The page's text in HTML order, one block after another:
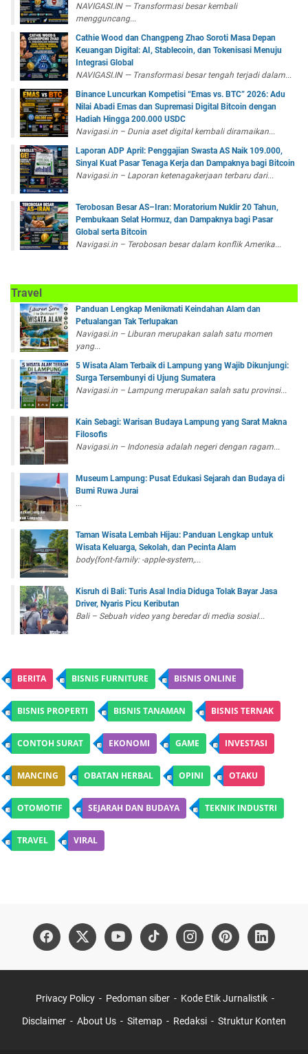
NAVIGASI.IN — Transformasi besar kembali
mengguncang...
Cathie Wood dan Changpeng Zhao Soroti Masa Depan
Keuangan Digital: AI, Stablecoin, dan Tokenisasi Menuju
Integrasi Global
NAVIGASI.IN — Transformasi besar tengah terjadi dalam...
Binance Luncurkan Kompetisi “Emas vs. BTC” 2026: Adu
Nilai Abadi Emas dan Supremasi Digital Bitcoin dengan
Hadiah Hingga 200.000 USDC
Navigasi.in – Dunia aset digital kembali diramaikan...
Laporan ADP April: Penggajian Swasta AS Naik 109.000,
Sinyal Kuat Pasar Tenaga Kerja dan Dampaknya bagi Bitcoin
Navigasi.in – Laporan ketenagakerjaan terbaru dari...
Terobosan Besar AS–Iran: Moratorium Nuklir 20 Tahun,
Pembukaan Selat Hormuz, dan Dampaknya bagi Pasar
Global serta Bitcoin
Navigasi.in – Terobosan besar dalam konflik Amerika...
Travel
Panduan Lengkap Menikmati Keindahan Alam dan
Petualangan Tak Terlupakan
Navigasi.in – Liburan merupakan salah satu momen
yang...
5 Wisata Alam Terbaik di Lampung yang Wajib Dikunjungi:
Surga Tersembunyi di Ujung Sumatera
Navigasi.in – Lampung merupakan salah satu provinsi...
Kain Sebagi: Warisan Budaya Lampung yang Sarat Makna
Filosofis
Navigasi.in – Indonesia adalah negeri dengan ragam...
Museum Lampung: Pusat Edukasi Sejarah dan Budaya di
Bumi Ruwa Jurai
...
Taman Wisata Lembah Hijau: Panduan Lengkap untuk
Wisata Keluarga, Sekolah, dan Pecinta Alam
body{font-family: -apple-system,...
Kisruh di Bali: Turis Asal India Diduga Tolak Bayar Jasa
Driver, Nyaris Picu Keributan
Bali – Sebuah video yang beredar di media sosial...
BERITA BISNIS FURNITURE BISNIS ONLINE
BISNIS PROPERTI BISNIS TANAMAN BISNIS TERNAK
CONTOH SURAT EKONOMI GAME INVESTASI
MANCING OBATAN HERBAL OPINI OTAKU
OTOMOTIF SEJARAH DAN BUDAYA TEKNIK INDUSTRI
TRAVEL VIRAL
Privacy Policy Pedoman siber Kode Etik Jurnalistik
Disclaimer About Us Sitemap Redaksi Struktur Konten